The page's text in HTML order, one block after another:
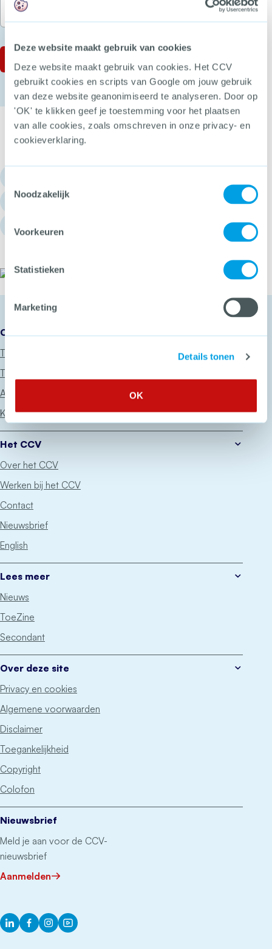
Deze website maakt gebruik van cookies
Deze website maakt gebruik van cookies. Het CCV
gebruikt cookies en scripts van Google om jouw gebruik
van deze website geanonimiseerd te analyseren. Door op
'OK' te klikken geef je toestemming voor het plaatsen
van alle cookies, zoals omschreven in onze privacy- en
cookieverklaring.
Noodzakelijk
Voorkeuren
Statistieken
Marketing
Details tonen
OK
info@hetccv.nl
Churchilllaan 11, 3527 GV Utrecht
Onze diensten
Thema’s
Trainingen
Advies
Keurmerken
Het CCV
Over het CCV
Werken bij het CCV
Contact
Nieuwsbrief
English
Lees meer
Nieuws
ToeZine
Secondant
Over deze site
Privacy en cookies
Algemene voorwaarden
Disclaimer
Toegankelijkheid
Copyright
Colofon
Nieuwsbrief
Meld je aan voor de CCV-
nieuwsbrief
Aanmelden
LinkedInFacebook
InstagramYouTube